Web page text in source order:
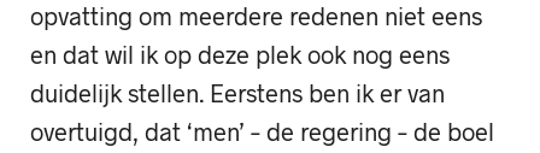
opvatting om meerdere redenen niet eens
en dat wil ik op deze plek ook nog eens
duidelijk stellen. Eerstens ben ik er van
overtuigd, dat ‘men’ – de regering – de boel